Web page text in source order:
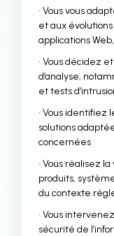
• Vous vous
et aux
applications
• Vous décidez
d’analyse,
et tests
• Vous identifiez
solutions
concernées
• Vous réalisez
produits,
du contexte
• Vous
sécurité de